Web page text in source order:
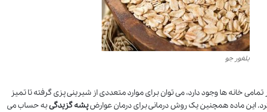
بلغور جو
خانه ها وجود دارد، می توان برای موارد متعددی از شیرینی پزی گرفته تا تمیز
این ماده همچنین یک روش درمانی برای درمان عوارضپشه گزیدگیبه حساب می